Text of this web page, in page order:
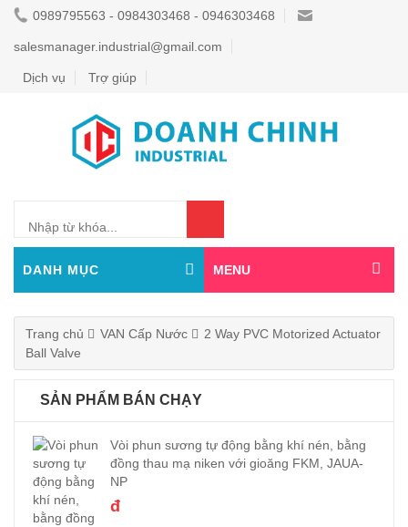
0989795563 - 0984303468 - 0946303468
salesmanager.industrial@gmail.com
Dịch vụ Trợ giúp
DANH MỤC MENU
Trang chủ VAN Cấp Nước
2 Way PVC Motorized Actuator
Ball Valve
SẢN PHẨM BÁN CHẠY
Vòi phun sương tự động bằng khí nén, bằng
đồng thau mạ niken với gioăng FKM, JAUA-
NP
đ